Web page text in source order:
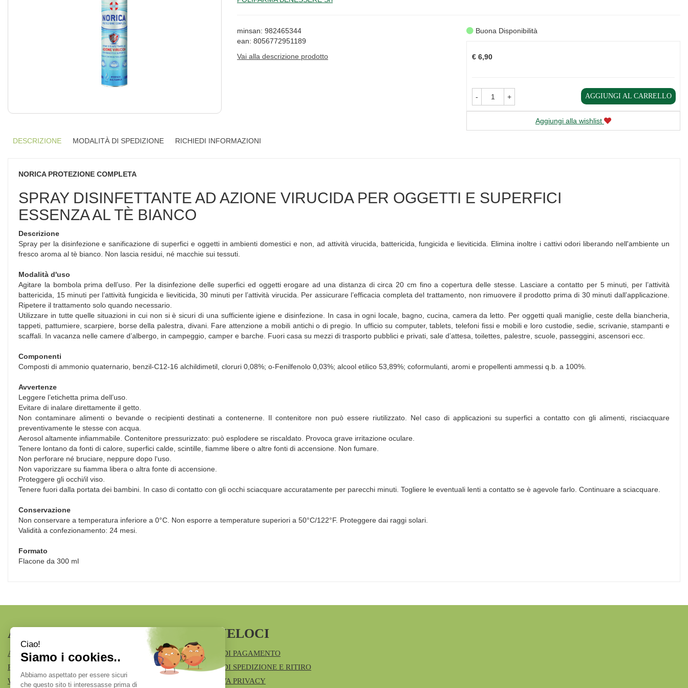
minsan: 982465344
ean: 8056772951189
Vai alla descrizione prodotto
Buona Disponibilità
€ 6,90
- + AGGIUNGI AL CARRELLO
Aggiungi alla wishlist
DESCRIZIONE MODALITÀ DI SPEDIZIONE RICHIEDI INFORMAZIONI
NORICA PROTEZIONE COMPLETA
SPRAY DISINFETTANTE AD AZIONE VIRUCIDA PER OGGETTI E SUPERFICI
ESSENZA AL TÈ BIANCO
Descrizione
Spray per la disinfezione e sanificazione di superfici e oggetti in ambienti domestici e non, ad attività virucida, battericida, fungicida e lieviticida. Elimina inoltre i cattivi odori liberando nell'ambiente un
fresco aroma al tè bianco. Non lascia residui, né macchie sui tessuti.
Modalità d'uso
Agitare la bombola prima dell’uso. Per la disinfezione delle superfici ed oggetti erogare ad una distanza di circa 20 cm fino a copertura delle stesse. Lasciare a contatto per 5 minuti, per l’attività
battericida, 15 minuti per l’attività fungicida e lieviticida, 30 minuti per l’attività virucida. Per assicurare l’efficacia completa del trattamento, non rimuovere il prodotto prima di 30 minuti dall’applicazione.
Ripetere il trattamento solo quando necessario.
Utilizzare in tutte quelle situazioni in cui non si è sicuri di una sufficiente igiene e disinfezione. In casa in ogni locale, bagno, cucina, camera da letto. Per oggetti quali maniglie, ceste della biancheria,
tappeti, pattumiere, scarpiere, borse della palestra, divani. Fare attenzione a mobili antichi o di pregio. In ufficio su computer, tablets, telefoni fissi e mobili e loro custodie, sedie, scrivanie, stampanti e
scaffali. In vacanza nelle camere d’albergo, in campeggio, camper e barche. Fuori casa su mezzi di trasporto pubblici e privati, sale d’attesa, toilettes, palestre, scuole, passeggini, ascensori ecc.
Componenti
Composti di ammonio quaternario, benzil-C12-16 alchildimetil, cloruri 0,08%; o-Fenilfenolo 0,03%; alcool etilico 53,89%; coformulanti, aromi e propellenti ammessi q.b. a 100%.
Avvertenze
Leggere l’etichetta prima dell’uso.
Evitare di inalare direttamente il getto.
Non contaminare alimenti o bevande o recipienti destinati a contenerne. Il contenitore non può essere riutilizzato. Nel caso di applicazioni su superfici a contatto con gli alimenti, risciacquare
preventivamente le stesse con acqua.
Aerosol altamente infiammabile. Contenitore pressurizzato: può esplodere se riscaldato. Provoca grave irritazione oculare.
Tenere lontano da fonti di calore, superfici calde, scintille, fiamme libere o altre fonti di accensione. Non fumare.
Non perforare né bruciare, neppure dopo l‘uso.
Non vaporizzare su fiamma libera o altra fonte di accensione.
Proteggere gli occhi/il viso.
Tenere fuori dalla portata dei bambini. In caso di contatto con gli occhi sciacquare accuratamente per parecchi minuti. Togliere le eventuali lenti a contatto se è agevole farlo. Continuare a sciacquare.
Conservazione
Non conservare a temperatura inferiore a 0°C. Non esporre a temperature superiori a 50°C/122°F. Proteggere dai raggi solari.
Validità a confezionamento: 24 mesi.
Formato
Flacone da 300 ml
AREA UTENTE
ACCEDI
REGISTRATI
WISHLIST
LINK VELOCI
MODALITÀ DI PAGAMENTO
MODALITÀ DI SPEDIZIONE E RITIRO
INFORMATIVA PRIVACY